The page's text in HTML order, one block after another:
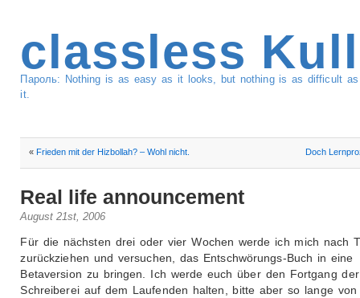
classless
Пароль: Nothing is as easy as it looks, but nothing is as difficult
it.
«Frieden mit der Hizbollah? – Wohl nicht. Doch
Real life announcement
August 21st, 2006
Für die nächsten drei oder vier Wochen werde ich mich nach
zurückziehen und versuchen, das Entschwörungs-Buch in eine
Betaversion zu bringen. Ich werde euch über den Fortgang der
Schreiberei auf dem Laufenden halten, bitte aber so lange von